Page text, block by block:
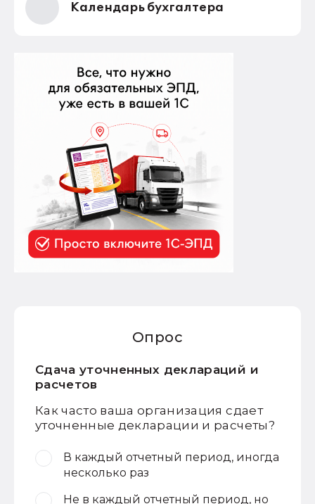
Календарь бухгалтера
Опрос
Сдача уточненных деклараций и
расчетов
Как часто ваша организация сдает
уточненные декларации и расчеты?
В каждый отчетный период, иногда
несколько раз
Не в каждый отчетный период, но